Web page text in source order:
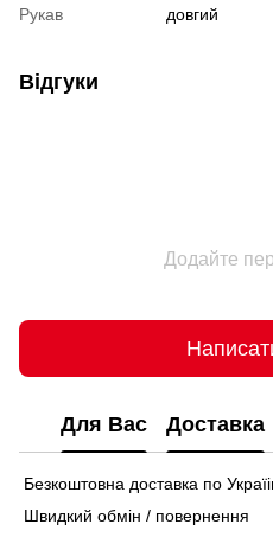
Рукав довгий
Відгуки
Додайте
Для Вас Доставка
Безкоштовна доставка по
Швидкий обмін / повернення